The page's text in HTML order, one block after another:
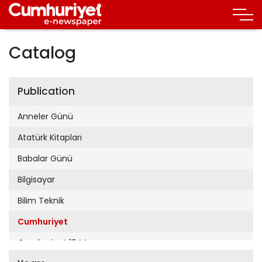
Catalog
Publication
Anneler Günü
Atatürk Kitapları
Babalar Günü
Bilgisayar
Bilim Teknik
Cumhuriyet
Cumhuriyet 19 Mayıs